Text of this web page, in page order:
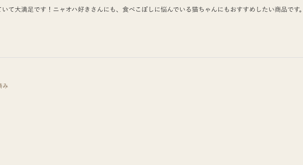
て大満足です！ニャオハ好きさんにも、食べこぼしに悩んでいる猫ちゃんにもおすすめしたい商品です。
み